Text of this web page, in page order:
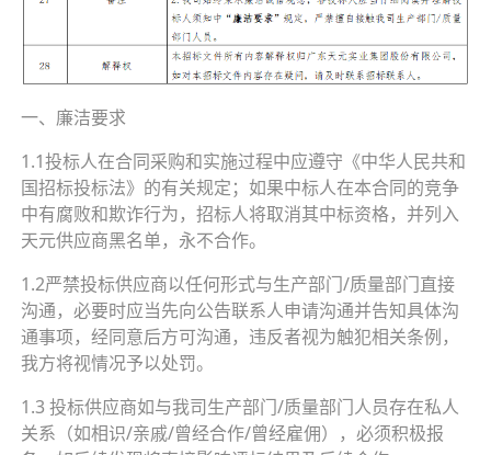
一、廉洁要求
1.1投标人在合同采购和实施过程中应遵守《中华人民共和
国招标投标法》的有关规定；如果中标人在本合同的竞争
中有腐败和欺诈行为，招标人将取消其中标资格，并列入
天元供应商黑名单，永不合作。
1.2严禁投标供应商以任何形式与生产部门/质量部门直接
沟通，必要时应当先向公告联系人申请沟通并告知具体沟
通事项，经同意后方可沟通，违反者视为触犯相关条例，
我方将视情况予以处罚。
1.3 投标供应商如与我司生产部门/质量部门人员存在私人
关系（如相识/亲戚/曾经合作/曾经雇佣），必须积极报